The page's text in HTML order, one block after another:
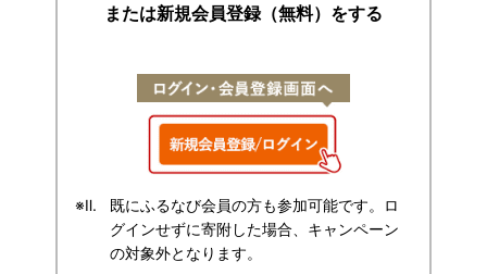
または新規会員登録（無料）をする
既にふるなび会員の方も参加可能です。ロ
グインせずに寄附した場合、キャンペーン
の対象外となります。